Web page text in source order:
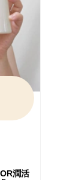
激帶來
養 都可
糙、缺
常更新
小藍瓶
潤活